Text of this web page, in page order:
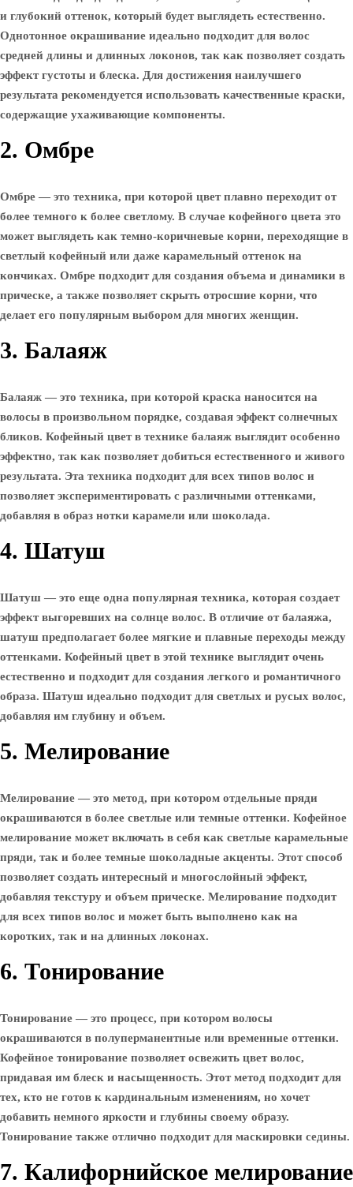
и глубокий оттенок, который будет выглядеть естественно.
Однотонное окрашивание идеально подходит для волос
средней длины и длинных локонов, так как позволяет создать
эффект густоты и блеска. Для достижения наилучшего
результата рекомендуется использовать качественные краски,
содержащие ухаживающие компоненты.
2. Омбре
Омбре — это техника, при которой цвет плавно переходит от
более темного к более светлому. В случае кофейного цвета это
может выглядеть как темно-коричневые корни, переходящие в
светлый кофейный или даже карамельный оттенок на
кончиках. Омбре подходит для создания объема и динамики в
прическе, а также позволяет скрыть отросшие корни, что
делает его популярным выбором для многих женщин.
3. Балаяж
Балаяж — это техника, при которой краска наносится на
волосы в произвольном порядке, создавая эффект солнечных
бликов. Кофейный цвет в технике балаяж выглядит особенно
эффектно, так как позволяет добиться естественного и живого
результата. Эта техника подходит для всех типов волос и
позволяет экспериментировать с различными оттенками,
добавляя в образ нотки карамели или шоколада.
4. Шатуш
Шатуш — это еще одна популярная техника, которая создает
эффект выгоревших на солнце волос. В отличие от балаяжа,
шатуш предполагает более мягкие и плавные переходы между
оттенками. Кофейный цвет в этой технике выглядит очень
естественно и подходит для создания легкого и романтичного
образа. Шатуш идеально подходит для светлых и русых волос,
добавляя им глубину и объем.
5. Мелирование
Мелирование — это метод, при котором отдельные пряди
окрашиваются в более светлые или темные оттенки. Кофейное
мелирование может включать в себя как светлые карамельные
пряди, так и более темные шоколадные акценты. Этот способ
позволяет создать интересный и многослойный эффект,
добавляя текстуру и объем прическе. Мелирование подходит
для всех типов волос и может быть выполнено как на
коротких, так и на длинных локонах.
6. Тонирование
Тонирование — это процесс, при котором волосы
окрашиваются в полуперманентные или временные оттенки.
Кофейное тонирование позволяет освежить цвет волос,
придавая им блеск и насыщенность. Этот метод подходит для
тех, кто не готов к кардинальным изменениям, но хочет
добавить немного яркости и глубины своему образу.
Тонирование также отлично подходит для маскировки седины.
7. Калифорнийское мелирование